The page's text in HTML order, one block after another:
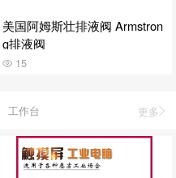
美国阿姆斯壮排液阀 Armstron
g排液阀
15
工作台 更多